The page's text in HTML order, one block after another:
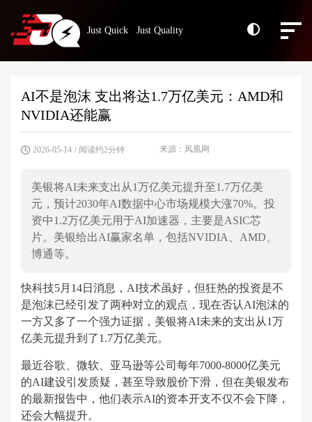
Just Quick Just Quality
AI不是泡沫 支出将达1.7万亿美元：AMD和
NVIDIA还能赢
2026-05-14 / 阅读约2分钟 来源：凤凰网
美银将AI未来支出从1万亿美元提升至1.7万亿美
元，预计2030年AI数据中心市场规模大涨70%。投
资中1.2万亿美元用于AI加速器，主要是ASIC芯
片。美银给出AI赢家名单，包括NVIDIA、AMD、
博通等。
快科技5月14日消息，AI技术虽好，但狂热的投资是不
是泡沫已经引发了两种对立的观点，现在否认AI泡沫的
一方又多了一个强力证据，美银将AI未来的支出从1万
亿美元提升到了1.7万亿美元。
最近谷歌、微软、亚马逊等公司每年7000-8000亿美元
的AI建设引发质疑，甚至导致股价下滑，但在美银发布
的最新报告中，他们表示AI的资本开支不仅不会下降，
还会大幅提升。